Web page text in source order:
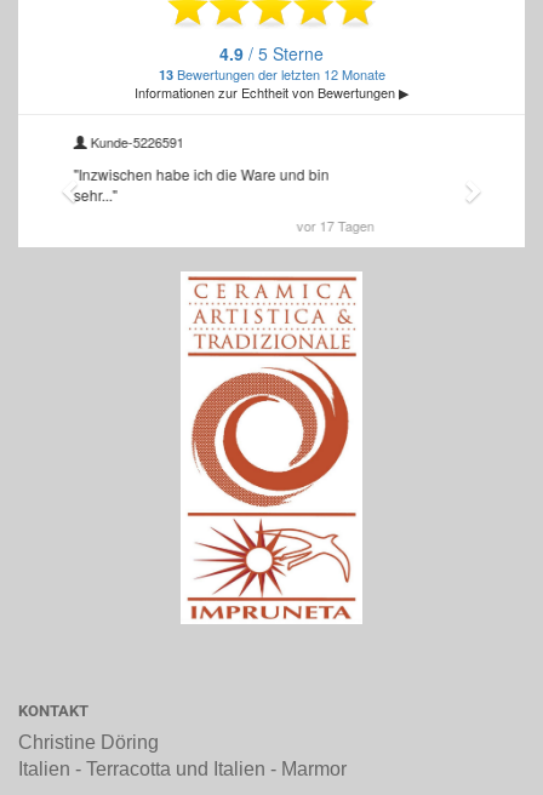
KONTAKT
Christine Döring
Italien - Terracotta und Italien - Marmor